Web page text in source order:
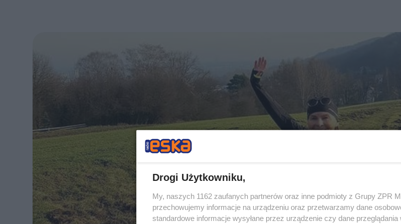
Drogi Użytkowniku,
My, naszych 1162 zaufanych partnerów oraz inne podmioty z Grupy ZPR
przechowujemy informacje na urządzeniu oraz przetwarzamy dane
standardowe informacje wysyłane przez urządzenie czy dane przeglądania